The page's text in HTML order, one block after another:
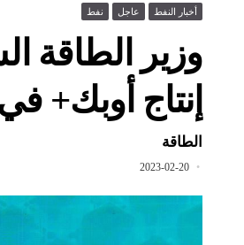
أخبار النفط عاجل نفط
وزير الطاقة
إنتاج أوبك+
الطاقة
2023-02-20